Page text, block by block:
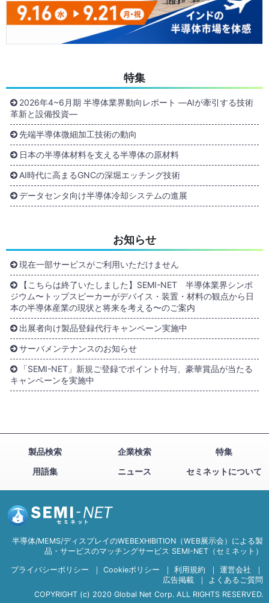
特集
2026年4~6月期 半導体業界動向レポート ―AIが牽引する技術
革新と設備投資―
先端半導体微細加工技術の動向
日本の半導体材料を支える半導体の原材料
AI時代に高まるGNCの深堀エッチング技術
データセンタ向け半導体冷却システムの進展
お知らせ
現在一部サービスがご利用いただけません
【こちらは終了いたしました】SEMI-NET 半導体業界シンポ
ジウム〜トップスピーカーがデバイス・装置・材料の観点から日
本の半導体産業の現状と将来を考える〜のご案内
出展者向け製品登録代行キャンペーン実施中
サーバメンテナンスのお知らせ
「SEMI-NET」新規ご登録でポイント付与、豪華賞品が当たる
キャンペーンを実施中
製品検索 企業検索
特集
用語集
ニュース セミネットについて
半導体/MEMS/ディスプレイのWEBEXHIBITION（WEB展示会）による製
品・サービスのマッチングサービス SEMI-NET（セミネット）
プライバシーポリシー ｜ Cookieポリシー ｜ 利用規約 ｜ 運営会社
｜
広告掲載
｜
よくあるご質問
COPYRIGHT (c) 2020 Global Net Corp. ALL RIGHTS RESERVED.